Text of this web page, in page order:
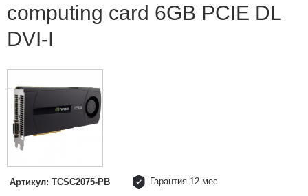
computing card 6GB PCIE DL
DVI-I
Артикул: TCSC2075-PB Гарантия 12 мес.